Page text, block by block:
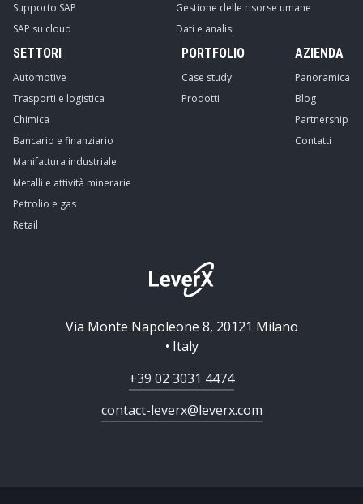
Supporto SAP
SAP su cloud
Gestione delle risorse umane
Dati e analisi
SETTORI
Automotive
Trasporti e logistica
Chimica
Bancario e finanziario
Manifattura industriale
Metalli e attività minerarie
Petrolio e gas
Retail
PORTFOLIO
Case study
Prodotti
AZIENDA
Panoramica
Blog
Partnership
Contatti
Via Monte Napoleone 8, 20121 Milano
• Italy
+39 02 3031 4474
contact-leverx@leverx.com